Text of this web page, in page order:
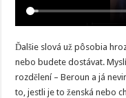
Ďalšie slová už pôsobia
nebo budete dostávat.
rozdělení – Beroun a já
to, jestli je to ženská nebo